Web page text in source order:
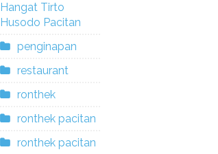
Hangat Tirto
Husodo Pacitan
penginapan
restaurant
ronthek
ronthek pacitan
ronthek pacitan